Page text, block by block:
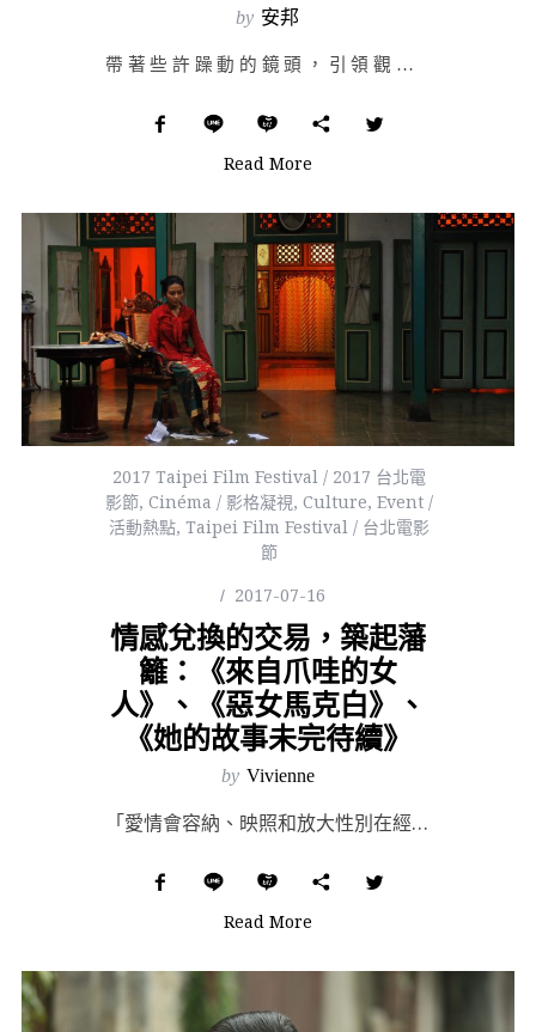
by 安邦
帶著些許躁動的鏡頭，引領觀眾的眼睛：一名中年婦女，樸素的沒有打扮，從一棟老房走出，買了份報，尋找租屋…
Read More
2017 Taipei Film Festival / 2017 台北電
影節,Cinéma / 影格凝視,Culture,Event /
活動熱點,Taipei Film Festival / 台北電影
節
2017-07-16
情感兌換的交易，築起藩
籬：《來自爪哇的女
人》、《惡女馬克白》、
《她的故事未完待續》
by Vivienne
「愛情會容納、映照和放大性別在經濟上和感情關係中的陷阱。愛情如此誘人，也在於它總是隱藏和美化性別關係...
Read More